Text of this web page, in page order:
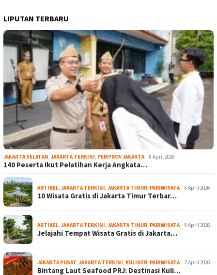
LIPUTAN TERBARU
JAKARTA SELATAN JAKARTA TERKINI PEMPROV JAKARTA 8 April 2026
140 Peserta Ikut Pelatihan Kerja Angkata…
ARTIKEL JAKARTA TERKINI JAKARTA TIMUR PARIWISATA 8 April 2026
10 Wisata Gratis di Jakarta Timur Terbar…
ARTIKEL JAKARTA TERKINI JAKARTA TIMUR PARIWISATA 8 April 2026
Jelajahi Tempat Wisata Gratis di Jakarta…
JAKARTA PUSAT JAKARTA TERKINI KULINER PARIWISATA 7 April 2026
Bintang Laut Seafood PRJ: Destinasi Kuli…